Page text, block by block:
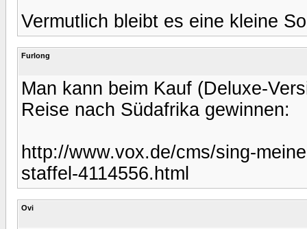
Vermutlich bleibt es eine kleine
Furlong
Man kann beim Kauf (Deluxe-
Reise nach Südafrika gewinnen:
http://www.vox.de/cms/sing-
staffel-4114556.html
Ovi